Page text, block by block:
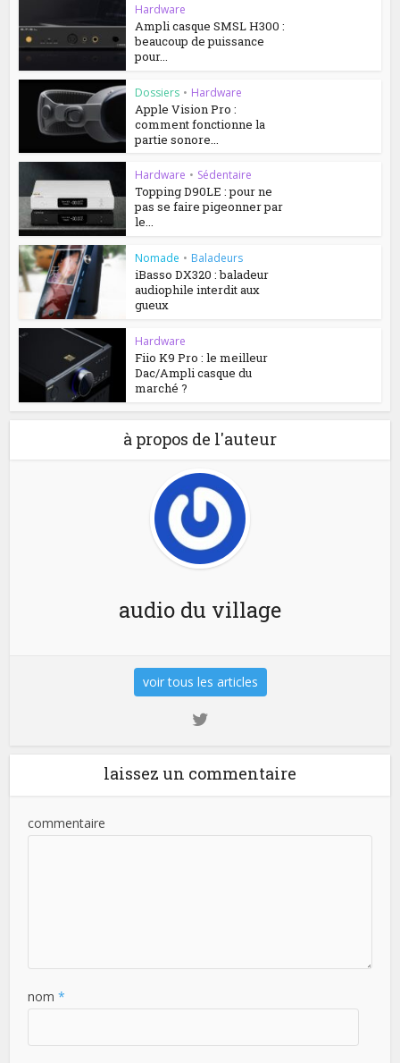
Hardware
Ampli casque SMSL H300 :
beaucoup de puissance
pour...
Dossiers • Hardware
Apple Vision Pro :
comment fonctionne la
partie sonore...
Hardware • Sédentaire
Topping D90LE : pour ne
pas se faire pigeonner par
le...
Nomade • Baladeurs
iBasso DX320 : baladeur
audiophile interdit aux
gueux
Hardware
Fiio K9 Pro : le meilleur
Dac/Ampli casque du
marché ?
à propos de l'auteur
audio du village
voir tous les articles
laissez un commentaire
commentaire
nom *